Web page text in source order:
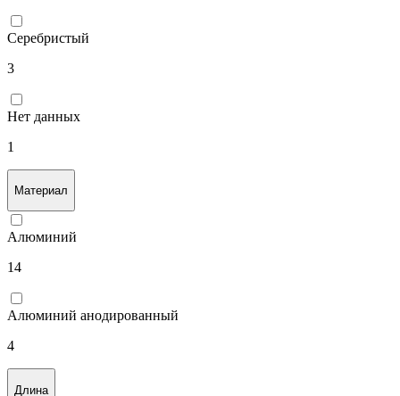
Белый
3
Серебристый
3
Нет данных
1
Материал
Алюминий
14
Алюминий анодированный